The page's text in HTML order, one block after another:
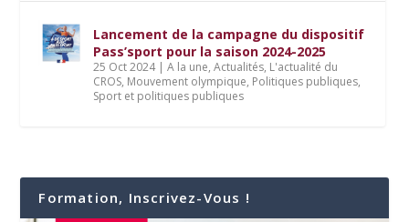
Lancement de la campagne du dispositif
Pass’sport pour la saison 2024-2025
25 Oct 2024|A la une,Actualités, L'actualité du
CROS, Mouvement olympique, Politiques publiques,
Sport et politiques publiques
Formation, Inscrivez-Vous !